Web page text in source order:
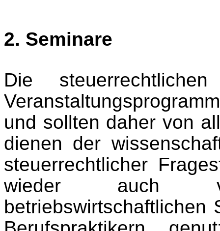
2. Seminare
Die
und sollten daher von
dienen der
steuerrechtlicher
wieder auch
betriebswirtschaftlichen